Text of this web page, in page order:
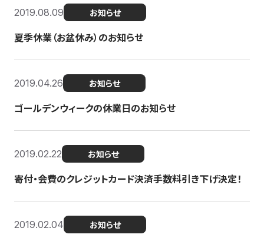
2019.08.09 お知らせ
夏季休業（お盆休み）のお知らせ
2019.04.26 お知らせ
ゴールデンウィークの休業日のお知らせ
2019.02.22 お知らせ
寄付・会費のクレジットカード決済手数料引き下げ決定！
2019.02.04 お知らせ